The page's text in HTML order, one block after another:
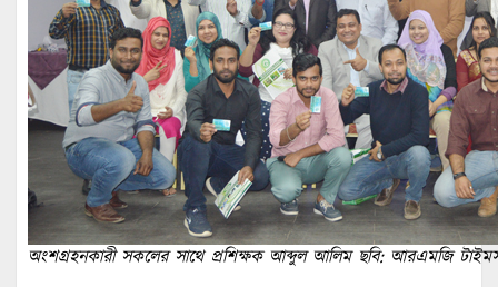
অংশগ্রহনকারী সকলের সাথে প্রশিক্ষক আব্দুল আলিম ছবি: আরএমজি